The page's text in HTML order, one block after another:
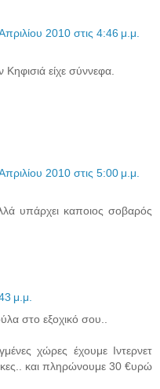
2010 στις 4:46 μ.μ.
είχε σύννεφα.
2010 στις 5:00 μ.μ.
υπάρχει καποιος σοβαρός
μ.μ.
στο εξοχικό σου..
χώρες έχουμε Ιντερνετ
και πληρώνουμε 30 €υρώ